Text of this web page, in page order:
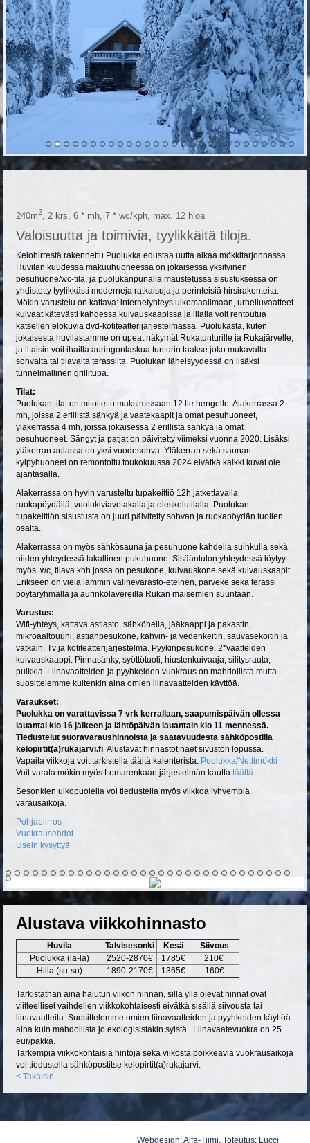
240m2 , 2 krs, 6 * mh, 7 * wc/kph, max. 12 hlöä
Valoisuutta ja toimivia, tyylikkäitä tiloja.
Kelohirrestä rakennettu Puolukka edustaa uutta aikaa mökkitarjonnassa.
Huvilan kuudessa makuuhuoneessa on jokaisessa yksityinen
pesuhuone/wc-tila, ja puolukanpunalla maustetussa sisustuksessa on
yhdistetty tyylikkästi moderneja ratkaisuja ja perinteisiä hirsirakenteita.
Mökin varustelu on kattava: internetyhteys ulkomaailmaan, urheiluvaatteet
kuivaat kätevästi kahdessa kuivauskaapissa ja illalla voit rentoutua
katsellen elokuvia dvd-kotiteatterijärjestelmässä. Puolukasta, kuten
jokaisesta huvilastamme on upeat näkymät Rukatunturille ja Rukajärvelle,
ja iltaisin voit ihailla auringonlaskua tunturin taakse joko mukavalta
sohvalta tai tilavalta terassilta. Puolukan läheisyydessä on lisäksi
tunnelmallinen grillitupa.
Tilat:
Puolukan tilat on mitoitettu maksimissaan 12:lle hengelle. Alakerrassa 2
mh, joissa 2 erillistä sänkyä ja vaatekaapit ja omat pesuhuoneet,
yläkerrassa 4 mh, joissa jokaisessa 2 erillistä sänkyä ja omat
pesuhuoneet. Sängyt ja patjat on päivitetty viimeksi vuonna 2020. Lisäksi
yläkerran aulassa on yksi vuodesohva. Yläkerran sekä saunan
kylpyhuoneet on remontoitu toukokuussa 2024 eivätkä kaikki kuvat ole
ajantasalla.
Alakerrassa on hyvin varusteltu tupakeittiö 12h jatkettavalla
ruokapöydällä, vuolukiviavotakalla ja oleskelutilalla. Puolukan
tupakeittiön sisustusta on juuri päivitetty sohvan ja ruokapöydän tuolien
osalta.
Alakerrassa on myös sähkösauna ja pesuhuone kahdella suihkulla sekä
niiden yhteydessä takallinen pukuhuone. Sisääntulon yhteydessä löytyy
myös wc, tilava khh jossa on pesukone, kuivauskone sekä kuivauskaapit.
Erikseen on vielä lämmin välinevarasto-eteinen, parveke sekä terassi
pöytäryhmällä ja aurinkolavereilla Rukan maisemien suuntaan.
Varustus:
Wifi-yhteys, kattava astiasto, sähköhella, jääkaappi ja pakastin,
mikroaaltouuni, astianpesukone, kahvin- ja vedenkeitin, sauvasekoitin ja
vatkain. Tv ja kotiteatterijärjestelmä. Pyykinpesukone, 2*vaatteiden
kuivauskaappi. Pinnasänky, syöttötuoli, hiustenkuivaaja, silitysrauta,
pulkkia. Liinavaatteiden ja pyyhkeiden vuokraus on mahdollista mutta
suosittelemme kuitenkin aina omien liinavaatteiden käyttöä.
Varaukset:
Puolukka on varattavissa 7 vrk kerrallaan, saapumispäivän ollessa
lauantai klo 16 jälkeen ja lähtöpäivän lauantain klo 11 mennessä.
Tiedustelut suoravaraushinnoista ja saatavuudesta sähköpostilla
kelopirtit(a)rukajarvi.fi Alustavat hinnastot näet sivuston lopussa.
Vapaita viikkoja voit tarkistella täältä kalenterista: Puolukka/Nettimökki
Voit varata mökin myös Lomarenkaan järjestelmän kauttatäältä
Sesonkien ulkopuolella voi tiedustella myös viikkoa lyhyempiä
varausaikoja.
Pohjapiirros
Vuokrausehdot
Usein kysyttyä
Alustava viikkohinnasto
Huvila Talvisesonki Kesä
Siivous
Puolukka (la-la)
2520-2870€ 1785€ 210€
Hilla (su-su)
1890-2170€ 1365€ 160€
Tarkistathan aina halutun viikon hinnan, sillä yllä olevat hinnat ovat
viitteelliset vaihdellen viikkokohtaisesti eivätkä sisällä siivousta tai
liinavaatteita. Suosittelemme omien liinavaatteiden ja pyyhkeiden käyttöä
aina kuin mahdollista jo ekologisistakin syistä. Liinavaatevuokra on 25
eur/pakka.
Tarkempia viikkokohtaisia hintoja sekä viikosta poikkeavia vuokrausaikoja
voi tiedustella sähköpostitse kelopirtit(a)rukajarvi.
< Takaisin
Webdesign:Alfa-Tiimi , Toteutus: Lucci